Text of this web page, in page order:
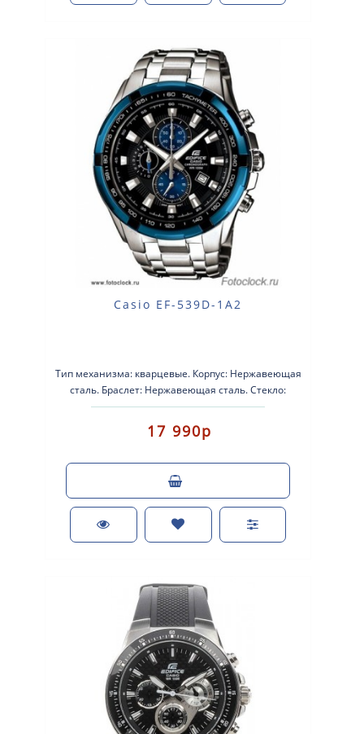
Casio EF-539D-1A2
Тип механизма: кварцевые. Корпус: Нержавеющая
сталь. Браслет: Нержавеющая сталь. Стекло:
Минеральное, устойчивое к цара..
17 990р